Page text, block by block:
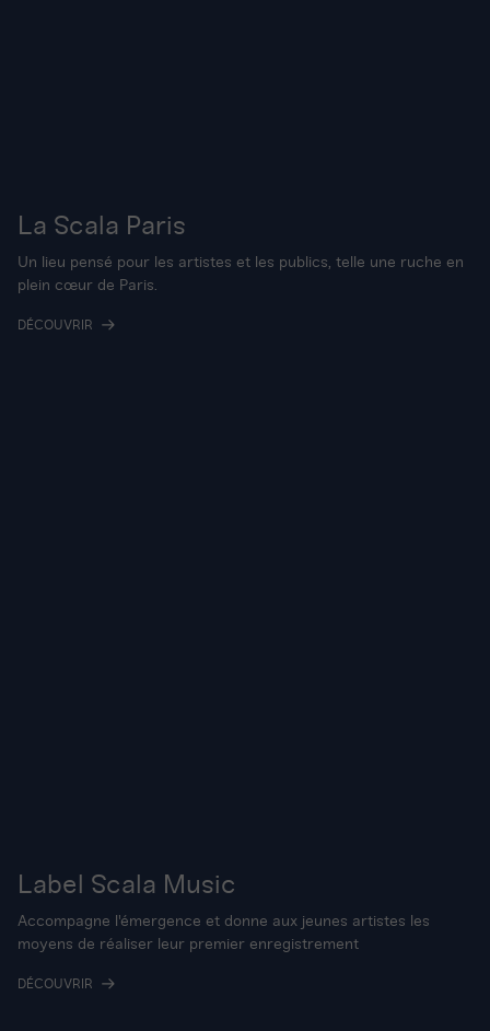
La Scala Paris
Un lieu pensé pour les artistes et les publics, telle une ruche en
plein cœur de Paris.
DÉCOUVRIR
Label Scala Music
Accompagne l'émergence et donne aux jeunes artistes les
moyens de réaliser leur premier enregistrement
DÉCOUVRIR